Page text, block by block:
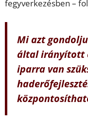
fegyverkezésben –
Mi azt
által irányított
iparra van